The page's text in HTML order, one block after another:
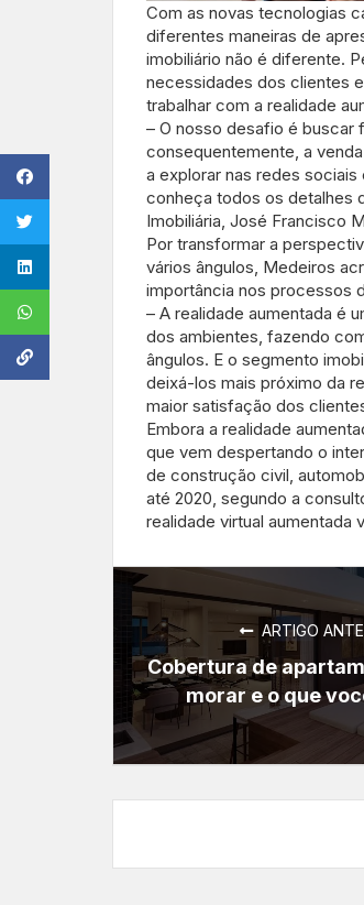
Com as novas tecnologias
diferentes maneiras de
imobiliário não é diferente.
necessidades dos clientes
trabalhar com a realidade
– O nosso desafio é buscar
consequentemente, a
a explorar nas redes
conheça todos os detalhes
Imobiliária, José Francisco
Por transformar a
vários ângulos, Medeiros
importância nos processos
– A realidade aumentada é
dos ambientes, fazendo
ângulos. E o segmento
deixá-los mais próximo da
maior satisfação dos
Embora a realidade
que vem despertando o
de construção civil,
até 2020, segundo a
realidade virtual aumentada
ARTIGO
Cobertura de
morar e o que